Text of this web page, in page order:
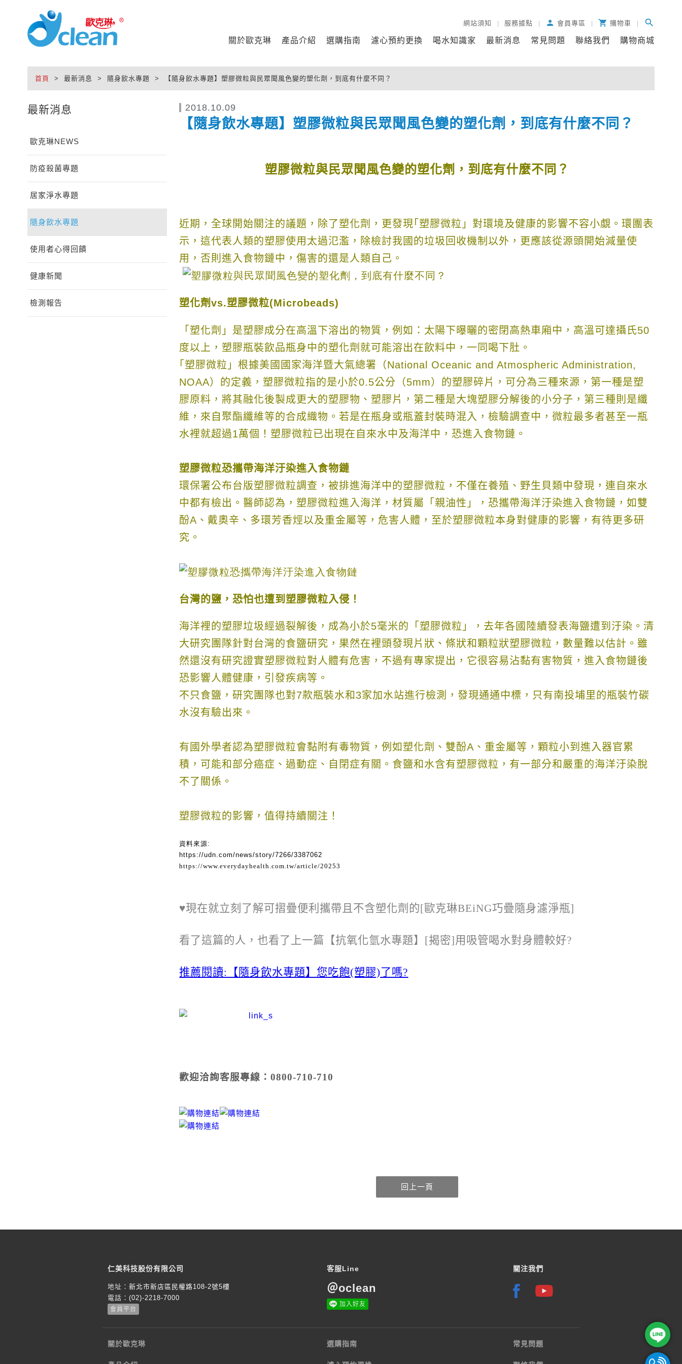
網站須知 服務據點 person 會員專區  購物車 search
關於歐克琳 產品介紹 選購指南 濾心預約更換 喝水知識家 最新消息 常見問題 聯絡我們 購物商城
首頁 > 最新消息 > 隨身飲水專題 > 【隨身飲水專題】塑膠微粒與民眾聞風色變的塑化劑，到底有什麼不同？
最新消息
歐克琳NEWS
防疫殺菌專題
居家淨水專題
隨身飲水專題
使用者心得回饋
健康新聞
檢測報告
2018.10.09
【隨身飲水專題】塑膠微粒與民眾聞風色變的塑化劑，到底有什麼不同？
塑膠微粒與民眾聞風色變的塑化劑，到底有什麼不同？
近期，全球開始關注的議題，除了塑化劑，更發現｢塑膠微粒」對環境及健康的影響不容小覷。環團表
示，這代表人類的塑膠使用太過氾濫，除檢討我國的垃圾回收機制以外，更應該從源頭開始減量使
用，否則進入食物鏈中，傷害的還是人類自己。
塑化劑vs.塑膠微粒(Microbeads)
「塑化劑」是塑膠成分在高溫下溶出的物質，例如：太陽下曝曬的密閉高熱車廂中，高溫可達攝氏50
度以上，塑膠瓶裝飲品瓶身中的塑化劑就可能溶出在飲料中，一同喝下肚。
｢塑膠微粒」根據美國國家海洋暨大氣總署（National Oceanic and Atmospheric Administration,
NOAA）的定義，塑膠微粒指的是小於0.5公分（5mm）的塑膠碎片，可分為三種來源，第一種是塑
膠原料，將其融化後製成更大的塑膠物、塑膠片，第二種是大塊塑膠分解後的小分子，第三種則是纖
維，來自聚酯纖維等的合成織物。若是在瓶身或瓶蓋封裝時混入，檢驗調查中，微粒最多者甚至一瓶
水裡就超過1萬個！ 塑膠微粒已出現在自來水中及海洋中，恐進入食物鏈。
塑膠微粒恐攜帶海洋汙染進入食物鏈
環保署公布台版塑膠微粒調查，被排進海洋中的塑膠微粒，不僅在養殖、野生貝類中發現，連自來水
中都有檢出。醫師認為，塑膠微粒進入海洋，材質屬「親油性」，恐攜帶海洋汙染進入食物鏈，如雙
酚A 、戴奧辛、多環芳香烴以及重金屬等，危害人體，至於塑膠微粒本身對健康的影響，有待更多研
究。
台灣的鹽，恐怕也遭到塑膠微粒入侵！
海洋裡的塑膠垃圾經過裂解後，成為小於5毫米的「塑膠微粒」，去年各國陸續發表海鹽遭到汙染。清
大研究團隊針對台灣的食鹽研究，果然在裡頭發現片狀、條狀和顆粒狀塑膠微粒，數量難以估計。雖
然還沒有研究證實塑膠微粒對人體有危害，不過有專家提出，它很容易沾黏有害物質，進入食物鏈後
恐影響人體健康，引發疾病等。
不只食鹽，研究團隊也對7款瓶裝水和3家加水站進行檢測，發現通通中標，只有南投埔里的瓶裝竹碳
水沒有驗出來。
有國外學者認為塑膠微粒會黏附有毒物質，例如塑化劑、雙酚A 、重金屬等，顆粒小到進入器官累
積，可能和部分癌症、過動症、自閉症有關。食鹽和水含有塑膠微粒，有一部分和嚴重的海洋汙染脫
不了關係。
塑膠微粒的影響，值得持續關注！
資料來源:
https://udn.com/news/story/7266/3387062
https://www.everydayhealth.com.tw/article/20253
♥現在就立刻了解可摺疊便利攜帶且不含塑化劑的[歐克琳BEiNG巧疊隨身濾淨瓶]
看了這篇的人，也看了上一篇【抗氧化氫水專題】[揭密]用吸管喝水對身體較好?
推薦閱讀:【隨身飲水專題】您吃飽(塑膠)了嗎?
歡迎洽詢客服專線：0800-710-710
仁美科技股份有限公司
地址： 新北市新店區民權路108-2號5樓
電話： (02)-2218-7000
會員平台
客服Line
＠oclean
加入好友
關注我們
關於歐克琳 選購指南 常見問題